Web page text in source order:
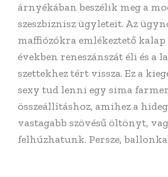
árnyékában beszélik meg a
szeszbiznisz ügyleteit. Az
maffiózókra emlékeztető kalap
években reneszánszát éli és a
szettekhez tért vissza. Ez a
sexy tud lenni egy sima
összeállításhoz, amihez a
vastagabb szövésű öltönyt,
felhúzhatunk. Persze,